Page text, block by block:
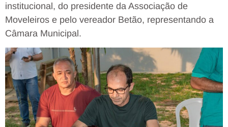
institucional, do presidente da Associação de
Moveleiros e pelo vereador Betão, representando a
Câmara Municipal.